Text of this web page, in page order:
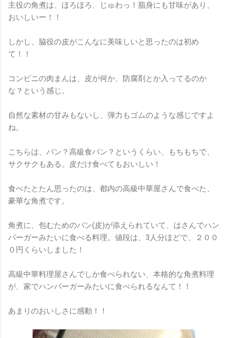
主役の角煮は、ほろほろ、じゅわっ！脂身にも甘味があり、
おいしいー！！
しかし、脇役の皮がこんなに美味しいと思ったのは初め
て！！
コンビニの肉まんは、皮が何か、防腐剤とか入ってるのか
な？という感じ。
自然な素材の甘みもないし、弾力もゴムのような感じですよ
ね。
こちらは、パン？高級食パン？というくらい、もちもちで、
サクサクもある。皮だけ食べてもおいしい！
食べたとたん思ったのは、都内の高級中華屋さんで食べた、
豪華な角煮です。
角煮に、包むためのバン(皮)が添えられていて、はさんでハン
バーガーみたいに食べる料理。値段は、3人分ほどで、２００
０円くらいしました！
高級中華料理屋さんでしか食べられない、本格的な角煮料理
が、家でハンバーガーみたいに食べられるなんて！！
あまりのおいしさに感動！！